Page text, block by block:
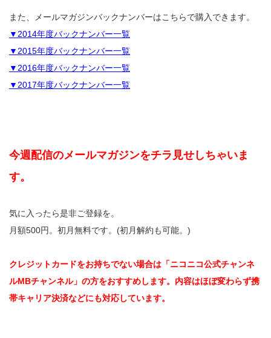
また、メールマガジンバックナンバーはこちらで購入できます。
▼2014年度バックナンバー一覧
▼2015年度バックナンバー一覧
▼2016年度バックナンバー一覧
▼2017年度バックナンバー一覧
今週配信のメールマガジンをチラ見せしちゃいま
す。
気に入ったら是非ご登録を。
月額500円。初月無料です。(初月解約も可能。)
クレジットカードをお持ちでない場合は「ニコニコ公式チャンネ
ルMBチャンネル」の方をおすすめします。内容はほぼ変わらず携
帯キャリア決済などにも対応しています。